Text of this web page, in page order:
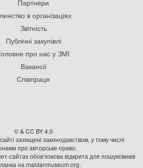
Партнери
в організаціях
Звітність
Публічні закупівлі
про нас у ЗМІ
Вакансії
Співпраця
© & CC BY 4.0
захищені законодавством, у тому числі
про авторське право.
сайтах обов’язкова відкрита для пошуковиків
на maidanmuseum.org.